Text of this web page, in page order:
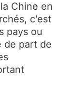
Chine en
c'est
pays ou
de part de